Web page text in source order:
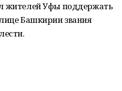
жителей Уфы поддержать
Башкирии звания